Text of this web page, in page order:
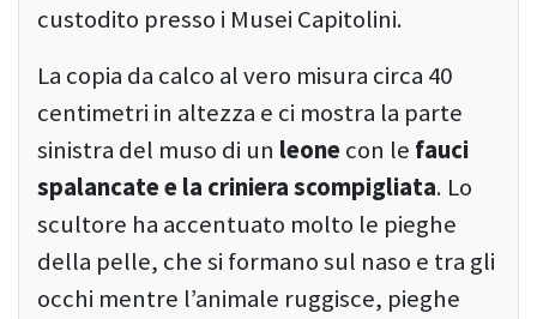
custodito presso i Musei Capitolini.
La copia da calco al vero misura circa 40
centimetri in altezza e ci mostra la parte
sinistra del muso di un leone con le fauci
spalancate e la criniera scompigliata. Lo
scultore ha accentuato molto le pieghe
della pelle, che si formano sul naso e tra gli
occhi mentre l’animale ruggisce, pieghe